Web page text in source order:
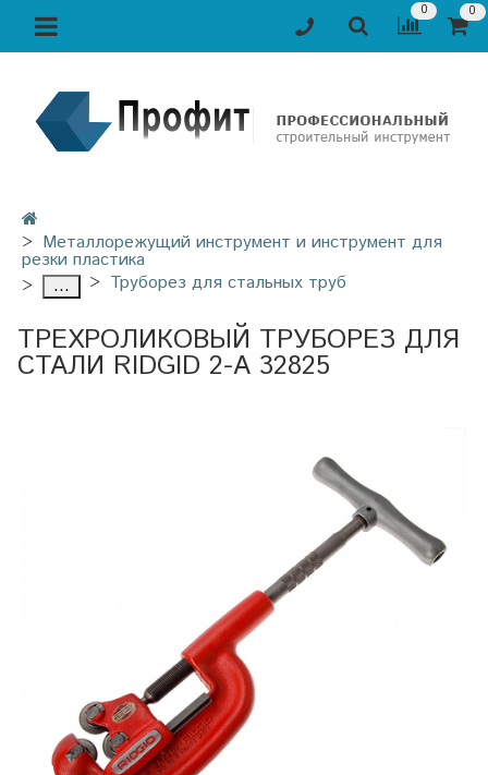
0 0
Металлорежущий инструмент и инструмент для
резки пластика
...
Труборез для стальных труб
ТРЕХРОЛИКОВЫЙ ТРУБОРЕЗ ДЛЯ
СТАЛИ RIDGID 2-A 32825